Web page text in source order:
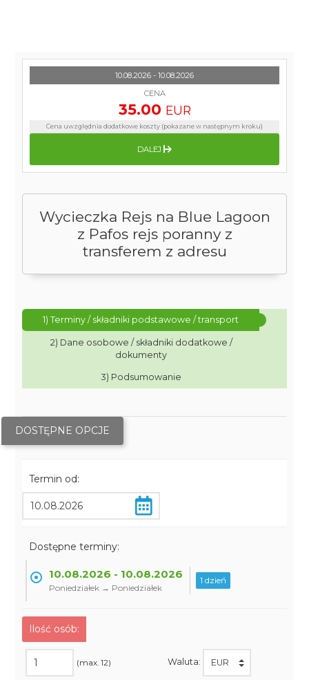
Wycieczka Rejs na Blue Lagoon
z Pafos rejs poranny z
transferem z adresu
1) Terminy / składniki podstawowe / transport
2) Dane osobowe / składniki dodatkowe /
dokumenty
3) Podsumowanie
DOSTĘPNE OPCJE
Termin od:
Dostępne terminy:
10.08.2026 - 10.08.2026
Poniedziałek → Poniedziałek
1 dzień
Ilość osób:
(max. 12) Waluta:
10.08.2026 - 10.08.2026
CENA
35.00 EUR
Cena uwzględnia dodatkowe koszty (pokazane w następnym kroku)
DALEJ